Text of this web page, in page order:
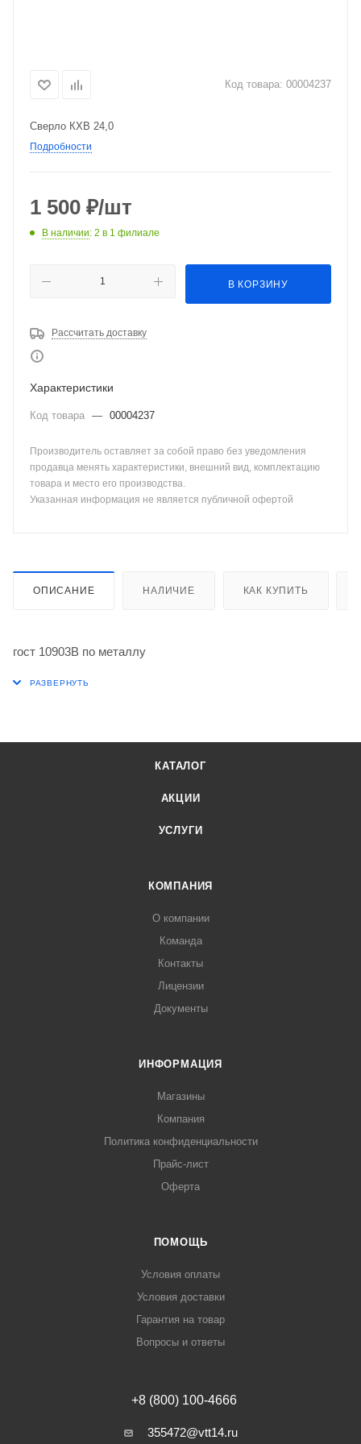
Код товара: 00004237
Сверло КХВ 24,0
Подробности
1 500 ₽/шт
В наличии: 2 в 1 филиале
В КОРЗИНУ
Рассчитать доставку
Характеристики
Код товара — 00004237
Производитель оставляет за собой право без уведомления
продавца менять характеристики, внешний вид, комплектацию
товара и место его производства.
Указанная информация не является публичной офертой
ОПИСАНИЕ НАЛИЧИЕ КАК КУПИТЬ
гост 10903В по металлу
КАТАЛОГ
АКЦИИ
УСЛУГИ
КОМПАНИЯ
О компании
Команда
Контакты
Лицензии
Документы
ИНФОРМАЦИЯ
Магазины
Компания
Политика конфиденциальности
Прайс-лист
Оферта
ПОМОЩЬ
Условия оплаты
Условия доставки
Гарантия на товар
Вопросы и ответы
+8 (800) 100-4666
355472@vtt14.ru